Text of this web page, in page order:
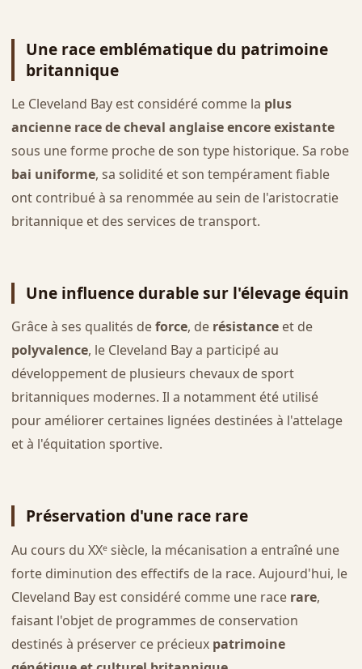
Une race emblématique du patrimoine
britannique
Le Cleveland Bay est considéré comme la plus
ancienne race de cheval anglaise encore existante
sous une forme proche de son type historique. Sa robe
bai uniforme, sa solidité et son tempérament fiable
ont contribué à sa renommée au sein de l'aristocratie
britannique et des services de transport.
Une influence durable sur l'élevage équin
Grâce à ses qualités deforce, de résistanceet de
polyvalence, le Cleveland Bay a participé au
développement de plusieurs chevaux de sport
britanniques modernes. Il a notamment été utilisé
pour améliorer certaines lignées destinées à l'attelage
et à l'équitation sportive.
Préservation d'une race rare
Au cours du XXᵉ siècle, la mécanisation a entraîné une
forte diminution des effectifs de la race. Aujourd'hui, le
Cleveland Bay est considéré comme une race rare,
faisant l'objet de programmes de conservation
destinés à préserver ce précieux patrimoine